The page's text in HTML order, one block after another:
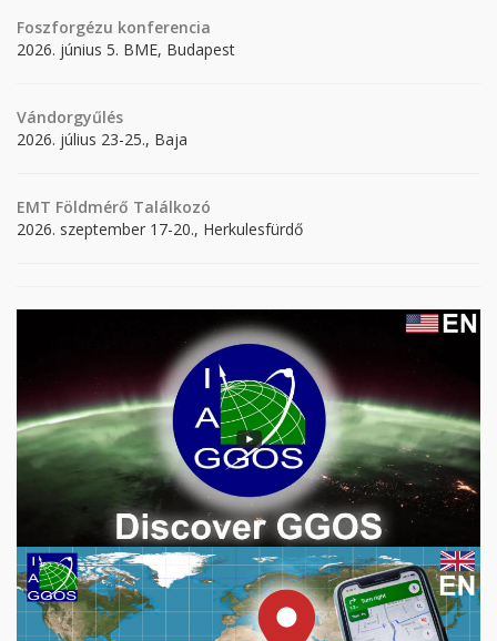
Foszforgézu konferencia
2026. június 5. BME, Budapest
Vándorgyűlés
2026. július 23-25., Baja
EMT Földmérő Találkozó
2026. szeptember 17-20., Herkulesfürdő